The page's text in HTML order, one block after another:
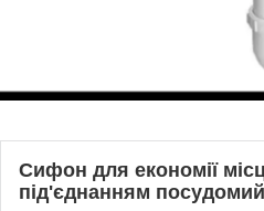
Сифон для економії
під'єднанням